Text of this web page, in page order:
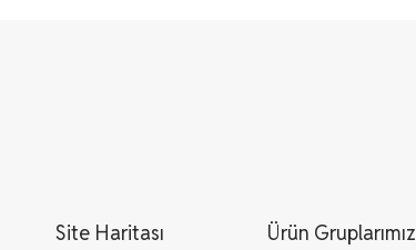
Site Haritası Ürün Gruplarımız